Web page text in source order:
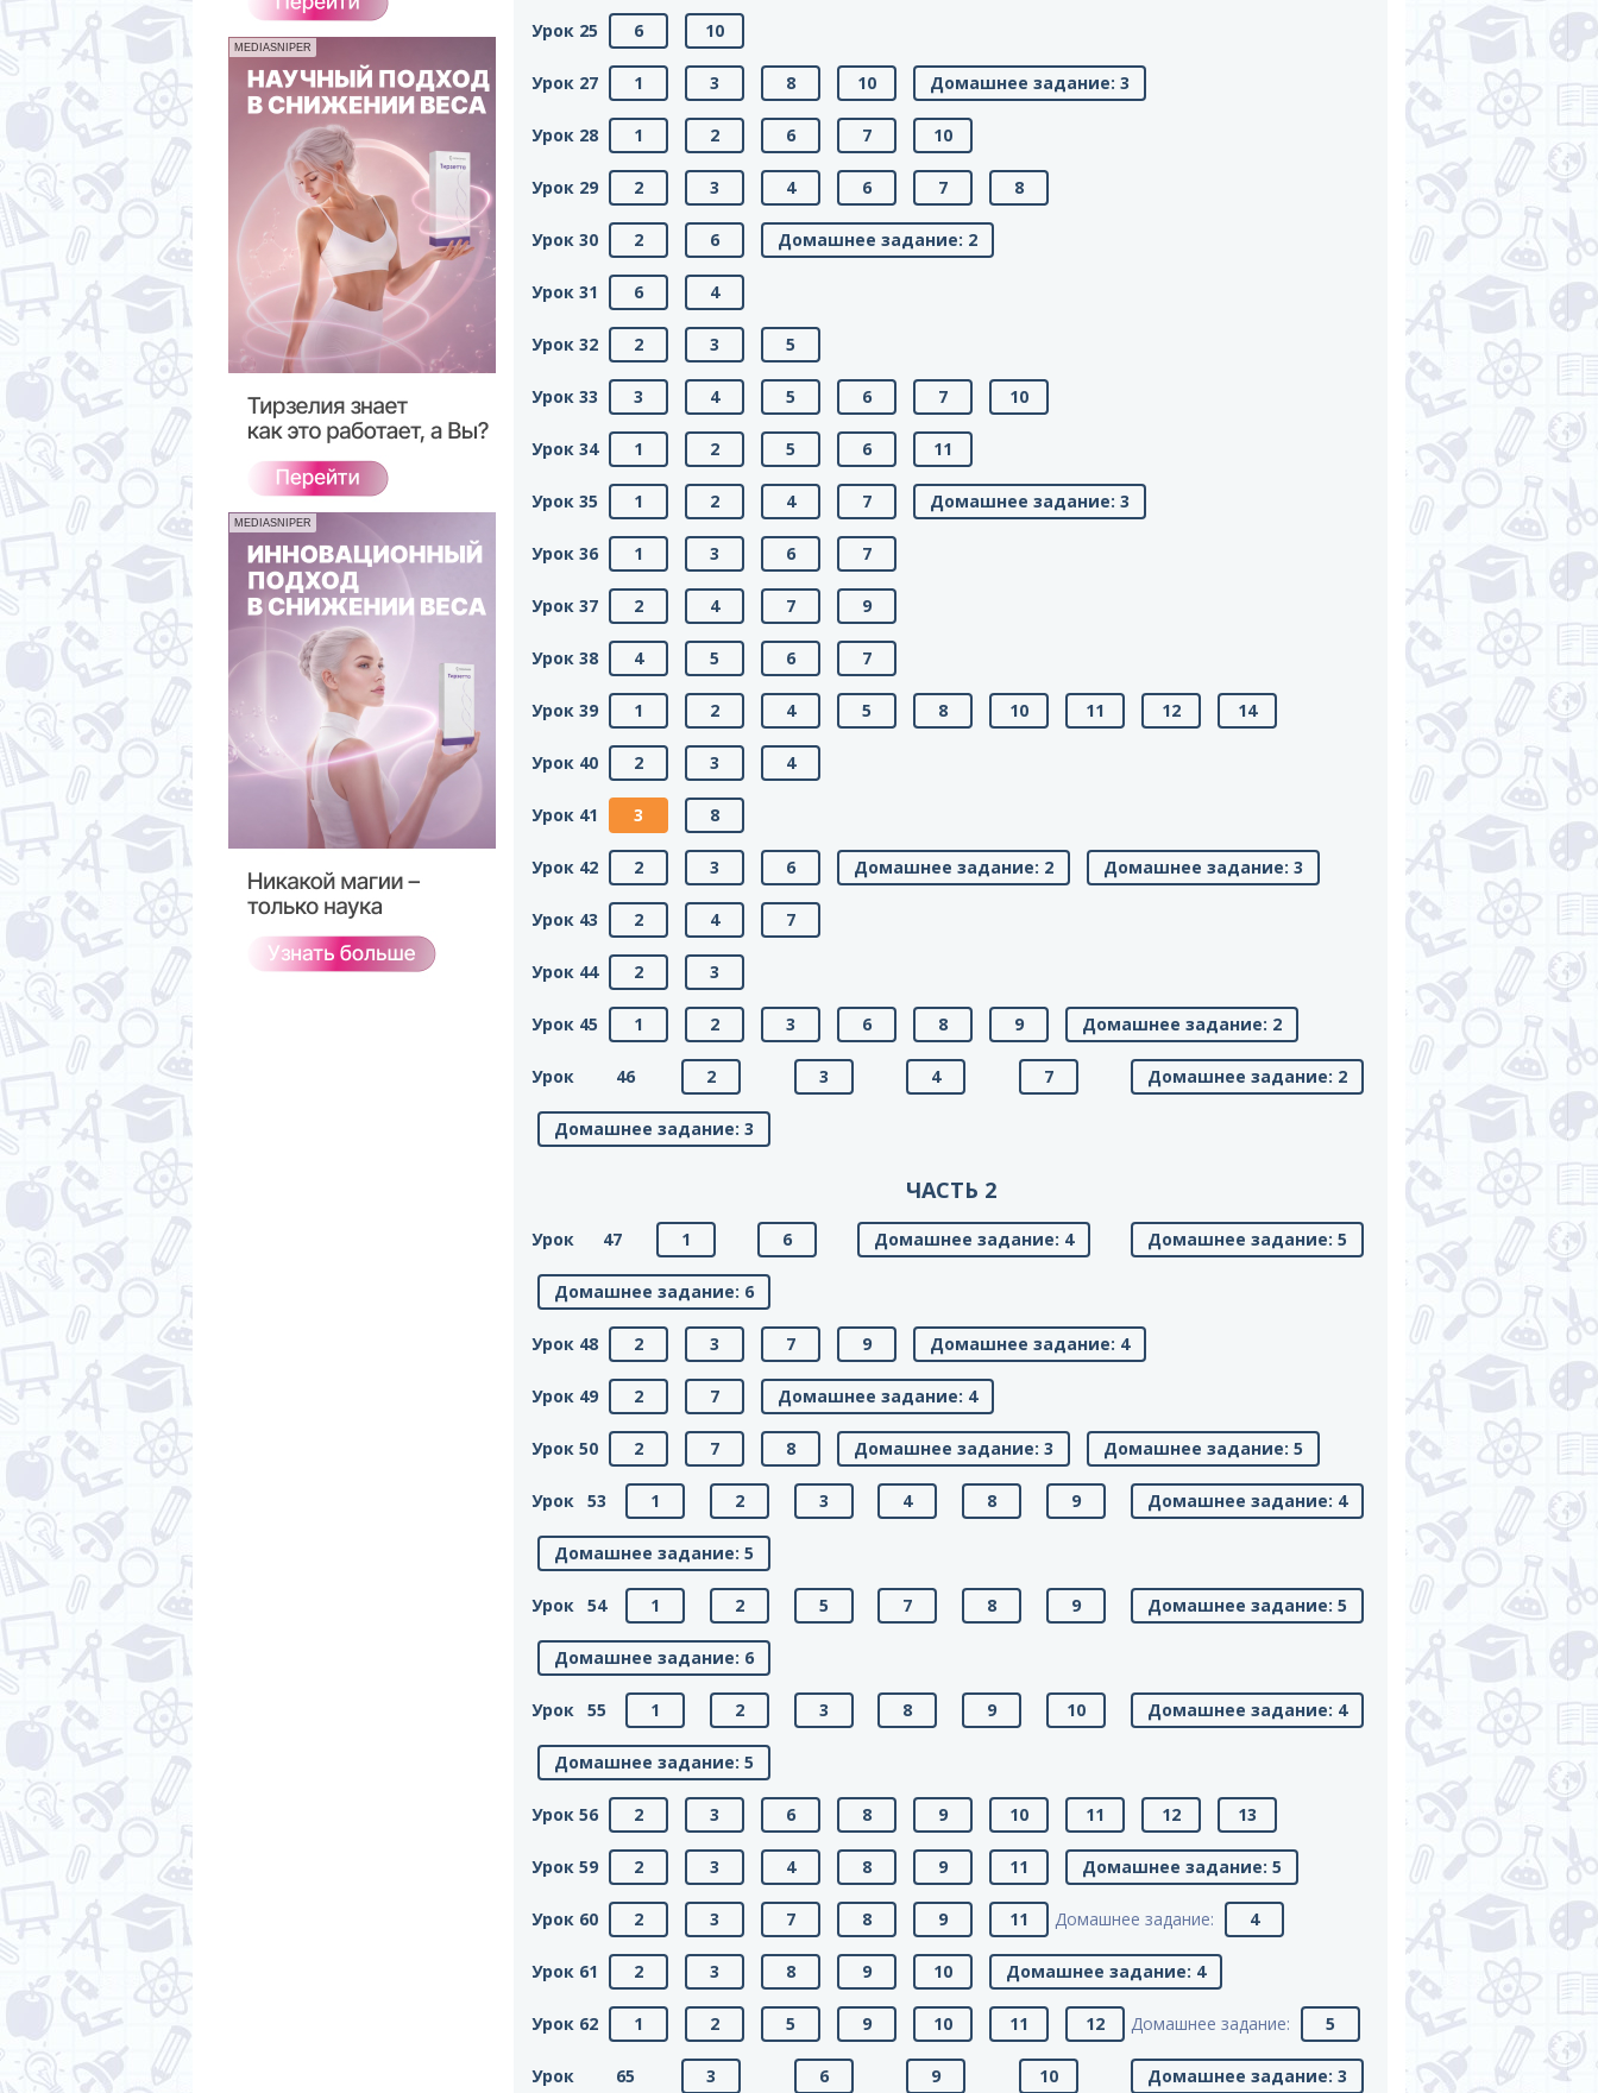
MEDIASNIPER
MEDIASNIPER
Урок 25 6 10
Урок 27 1 3 8 10 Домашнее задание: 3
Урок 28 1 2 6 7 10
Урок 29 2 3 4 6 7 8
Урок 30 2 6 Домашнее задание: 2
Урок 31 6 4
Урок 32 2 3 5
Урок 33 3 4 5 6 7 10
Урок 34 1 2 5 6 11
Урок 35 1 2 4 7 Домашнее задание: 3
Урок 36 1 3 6 7
Урок 37 2 4 7 9
Урок 38 4 5 6 7
Урок 39 1 2 4 5 8 10 11 12 14
Урок 40 2 3 4
Урок 41 3 8
Урок 42 2 3 6 Домашнее задание: 2 Домашнее задание: 3
Урок 43 2 4 7
Урок 44 2 3
Урок 45 1 2 3 6 8 9 Домашнее задание: 2
Урок 46 2 3 4 7 Домашнее задание: 2
Домашнее задание: 3
ЧАСТЬ 2
Урок 47 1 6 Домашнее задание: 4 Домашнее задание: 5
Домашнее задание: 6
Урок 48 2 3 7 9 Домашнее задание: 4
Урок 49 2 7 Домашнее задание: 4
Урок 50 2 7 8 Домашнее задание: 3 Домашнее задание: 5
Урок 53 1 2 3 4 8 9 Домашнее задание: 4
Домашнее задание: 5
Урок 54 1 2 5 7 8 9 Домашнее задание: 5
Домашнее задание: 6
Урок 55 1 2 3 8 9 10 Домашнее задание: 4
Домашнее задание: 5
Урок 56 2 3 6 8 9 10 11 12 13
Урок 59 2 3 4 8 9 11 Домашнее задание: 5
Урок 60 2 3 7 8 9 11 Домашнее задание: 4
Урок 61 2 3 8 9 10 Домашнее задание: 4
Урок 62 1 2 5 9 10 11 12 Домашнее задание: 5
Урок 65 3 6 9 10 Домашнее задание: 3